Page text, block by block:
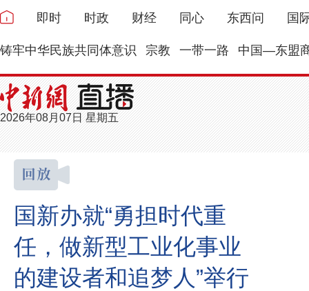
即时 时政 财经 同心 东西问 国
铸牢中华民族共同体意识 宗教 一带一路 中国—东盟
2026年08月07日 星期五
国新办就“勇担时代重
任，做新型工业化事业
的建设者和追梦人”举行